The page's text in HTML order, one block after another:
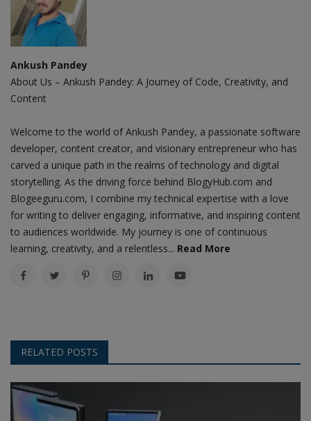
Ankush Pandey
About Us – Ankush Pandey: A Journey of Code, Creativity, and
Content
Welcome to the world of Ankush Pandey, a passionate software
developer, content creator, and visionary entrepreneur who has
carved a unique path in the realms of technology and digital
storytelling. As the driving force behind BlogyHub.com and
Blogeeguru.com, I combine my technical expertise with a love
for writing to deliver engaging, informative, and inspiring content
to audiences worldwide. My journey is one of continuous
learning, creativity, and a relentless... Read More
RELATED POSTS